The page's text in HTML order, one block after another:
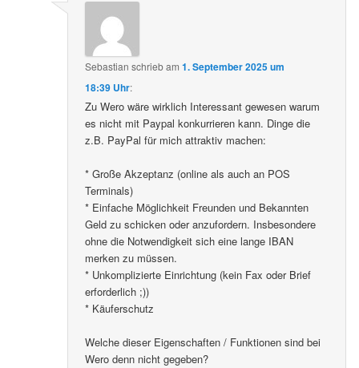
Sebastian schriebam1. September 2025 um
18:39 Uhr:
Zu Wero wäre wirklich Interessant gewesen warum
es nicht mit Paypal konkurrieren kann. Dinge die
z.B. PayPal für mich attraktiv machen:
* Große Akzeptanz (online als auch an POS
Terminals)
* Einfache Möglichkeit Freunden und Bekannten
Geld zu schicken oder anzufordern. Insbesondere
ohne die Notwendigkeit sich eine lange IBAN
merken zu müssen.
* Unkomplizierte Einrichtung (kein Fax oder Brief
erforderlich ;))
* Käuferschutz
Welche dieser Eigenschaften / Funktionen sind bei
Wero denn nicht gegeben?